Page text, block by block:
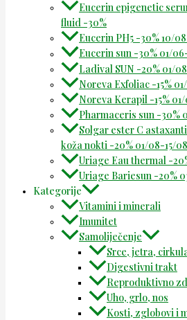
Eucerin epigenetic
fluid -30%
Eucerin PH5 -30% 10/
Eucerin sun -30% 01/
Ladival SUN -20% 01/
Noreva Exfoliac -15%
Noreva Kerapil -15%
Pharmaceris sun -30%
Solgar ester C
koža nokti -20% 01/08-15/08
Uriage Eau thermal -
Uriage Bariesun -20%
Kategorije
Vitamini i minerali
Imunitet
Samoliječenje
Srce, jetra,
Digestivni trakt
Reproduktivno
Uho, grlo, nos
Kosti, zglobovi i